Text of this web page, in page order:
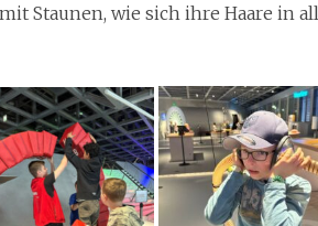
Staunen, wie sich ihre Haare in